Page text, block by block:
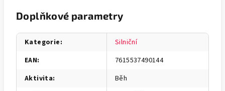
Doplňkové parametry
Kategorie:
Silniční
EAN:
7615537490144
Aktivita:
Běh